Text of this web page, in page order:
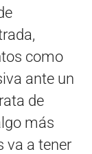
como
ante un
de
más
va a tener